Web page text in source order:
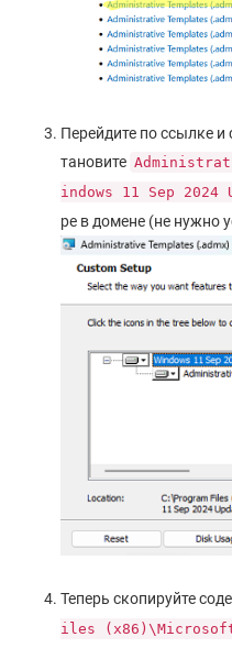
Перейдите по ссылке и
тановите
indows 11 Sep 2024
ре в домене (не нужно
Теперь скопируйте
iles (x86)\Microsoft